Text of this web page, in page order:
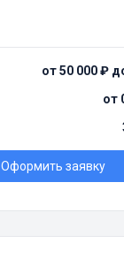
от 50 000 ₽
от
Оформить заявку